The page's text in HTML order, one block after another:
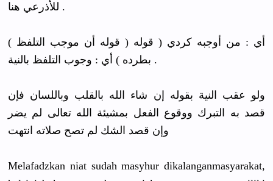
للأذرعي هنا .
( قوله أن موجب التلفظ ) أي : من أوجبه كردي ( قوله
بطرده ) أي : وجوب التلفظ بالنية .
ولو عقب النية بقوله إن شاء الله بالقلب وباللسان فإن
قصد به التبرك ووقوع الفعل بمشيئة الله تعالى لم يضر
وإن قصد الشك لم تصح صلاته انتهت
Melafadzkan niat sudah masyhur dikalanganmasyarakat,